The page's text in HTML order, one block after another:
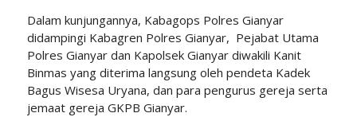
Dalam kunjungannya, Kabagops Polres Gianyar
didampingi Kabagren Polres Gianyar, Pejabat Utama
Polres Gianyar dan Kapolsek Gianyar diwakili Kanit
Binmas yang diterima langsung oleh pendeta Kadek
Bagus Wisesa Uryana, dan para pengurus gereja serta
jemaat gereja GKPB Gianyar.